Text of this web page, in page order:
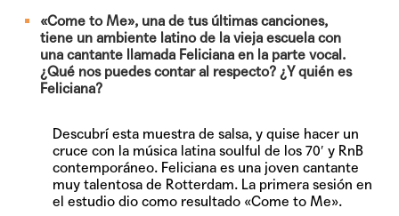
«Come to Me», una de tus últimas canciones,
tiene un ambiente latino de la vieja escuela con
una cantante llamada Feliciana en la parte vocal.
¿Qué nos puedes contar al respecto? ¿Y quién es
Feliciana?
Descubrí esta muestra de salsa, y quise hacer un
cruce con la música latina soulful de los 70′ y RnB
contemporáneo. Feliciana es una joven cantante
muy talentosa de Rotterdam. La primera sesión en
el estudio dio como resultado «Come to Me».